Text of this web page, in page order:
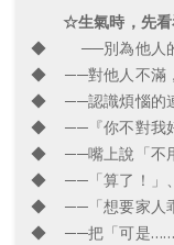
☆生氣時，先看
◆ ──別為他人的
◆ ──對他人不滿，
◆ ──認識煩惱的連
◆ ──『你不對我好
◆ ──嘴上說「不用
◆ ──「算了！」、
◆ ──「想要家人乖
◆ ──把「可是……